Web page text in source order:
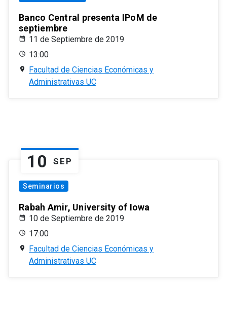
Banco Central presenta IPoM de
septiembre
11 de Septiembre de 2019
13:00
Facultad de Ciencias Económicas y
Administrativas UC
10 SEP
Seminarios
Rabah Amir, University of Iowa
10 de Septiembre de 2019
17:00
Facultad de Ciencias Económicas y
Administrativas UC